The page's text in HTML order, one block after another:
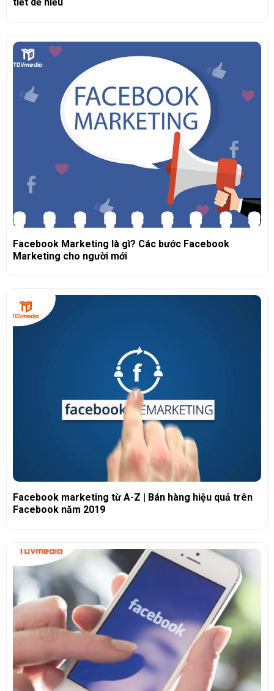
Facebook Marketing là gì? Các bước Facebook
Marketing cho người mới
Facebook marketing từ A-Z | Bán hàng hiệu quả trên
Facebook năm 2019